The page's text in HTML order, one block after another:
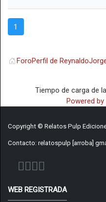
1
ForoPerfil de
Tiempo de carga de
Powered by
Copyright © Relatos Pulp
Contacto: relatospulp [arroba]
WEB REGISTRADA